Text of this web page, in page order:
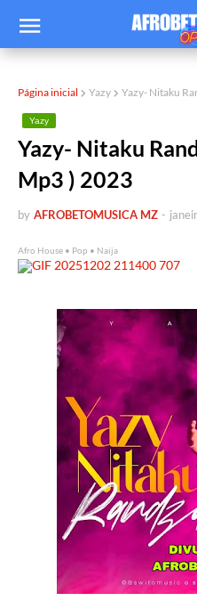
Página inicial Yazy Yazy- Nitaku
Yazy
Yazy- Nitaku
Mp3 ) 2023
by AFROBETOMUSICA MZ -
Afro House • Pop • Naija